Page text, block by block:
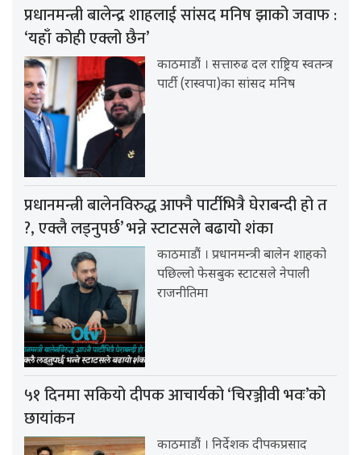
प्रधानमन्त्री बालेन्द्र शाहलाई सांसद मनिष झाको जवाफ :
‘यहाँ कोही एक्लो छैन’
काठमाडौं । सत्तारुढ दल राष्ट्रिय स्वतन्त्र
पार्टी (रास्वपा)का सांसद मनिष
प्रधानमन्त्री बालेनविरुद्ध आफ्नै पार्टीभित्रै घेराबन्दी हो त
?, एक्लै लड्नुपर्छ’ भन्ने स्टाटसले बढायो शंका
काठमाडौं । प्रधानमन्त्री बालेन शाहको
पछिल्लो फेसबुक स्टाटसले नेपाली
राजनीतिमा
५१ दिनमा सकियो दीपक आचार्यको ‘चिरञ्जीवी भवः’को
छायांकन
काठमाडौं । निर्देशक दीपकप्रसाद